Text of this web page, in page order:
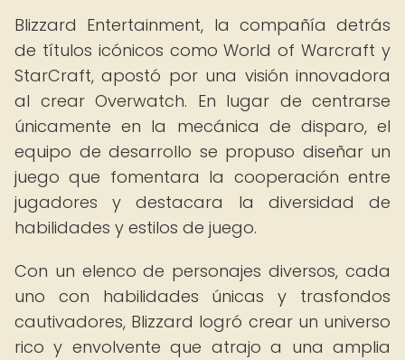
Blizzard Entertainment, la compañía detrás
de títulos icónicos como World of Warcraft y
StarCraft, apostó por una visión innovadora
al crear Overwatch. En lugar de centrarse
únicamente en la mecánica de disparo, el
equipo de desarrollo se propuso diseñar un
juego que fomentara la cooperación entre
jugadores y destacara la diversidad de
habilidades y estilos de juego.
Con un elenco de personajes diversos, cada
uno con habilidades únicas y trasfondos
cautivadores, Blizzard logró crear un universo
rico y envolvente que atrajo a una amplia